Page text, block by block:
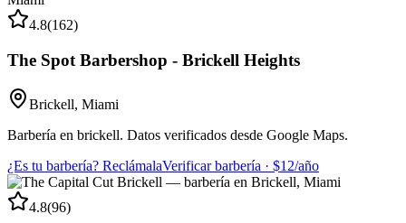
4.8(162)
The Spot Barbershop - Brickell Heights
Brickell, Miami
Barbería en brickell. Datos verificados desde Google Maps.
¿Es tu barbería? ReclámalaVerificar barbería · $12/año
4.8(96)